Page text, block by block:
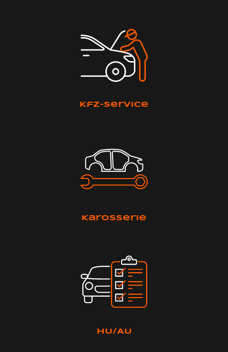
Kfz-Service
Karosserie
HU/AU